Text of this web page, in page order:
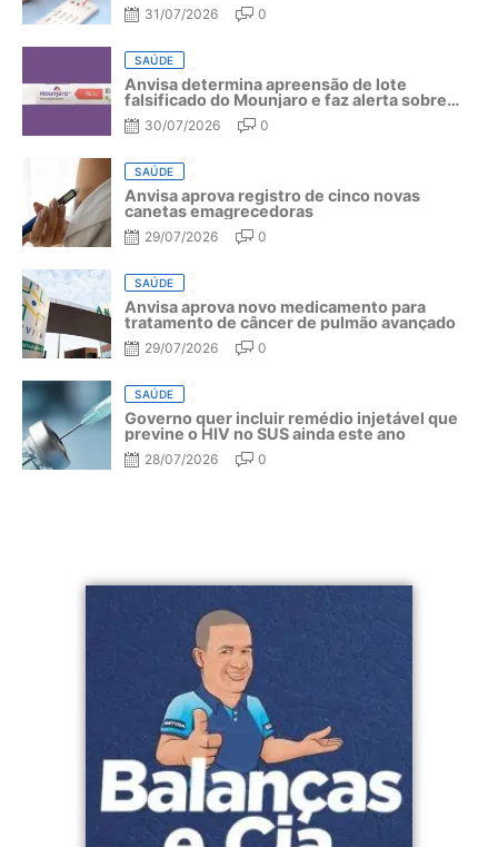
31/07/2026 0
SAÚDE
Anvisa determina apreensão de lote
falsificado do Mounjaro e faz alerta sobre
riscos do medicamento
30/07/2026 0
SAÚDE
Anvisa aprova registro de cinco novas
canetas emagrecedoras
29/07/2026 0
SAÚDE
Anvisa aprova novo medicamento para
tratamento de câncer de pulmão avançado
29/07/2026 0
SAÚDE
Governo quer incluir remédio injetável que
previne o HIV no SUS ainda este ano
28/07/2026 0